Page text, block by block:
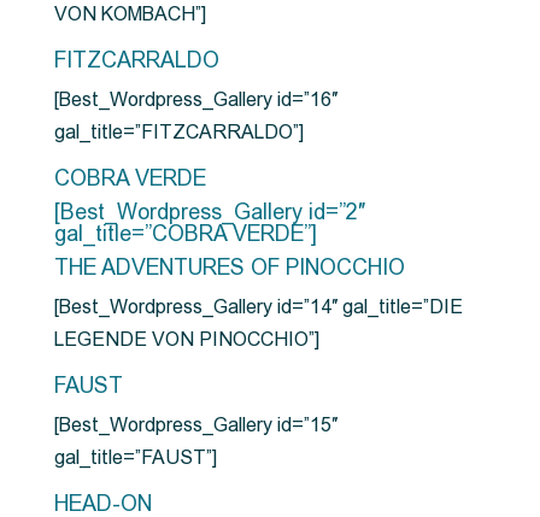
VON KOMBACH”]
FITZCARRALDO
[Best_Wordpress_Gallery id=”16″
gal_title=”FITZCARRALDO”]
COBRA VERDE
[Best_Wordpress_Gallery id=”2″
gal_title=”COBRA VERDE”]
THE ADVENTURES OF PINOCCHIO
[Best_Wordpress_Gallery id=”14″ gal_title=”DIE
LEGENDE VON PINOCCHIO”]
FAUST
[Best_Wordpress_Gallery id=”15″
gal_title=”FAUST”]
HEAD-ON